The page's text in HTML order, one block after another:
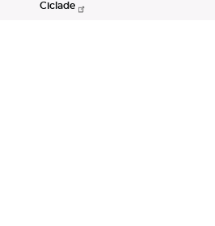
Ciclade